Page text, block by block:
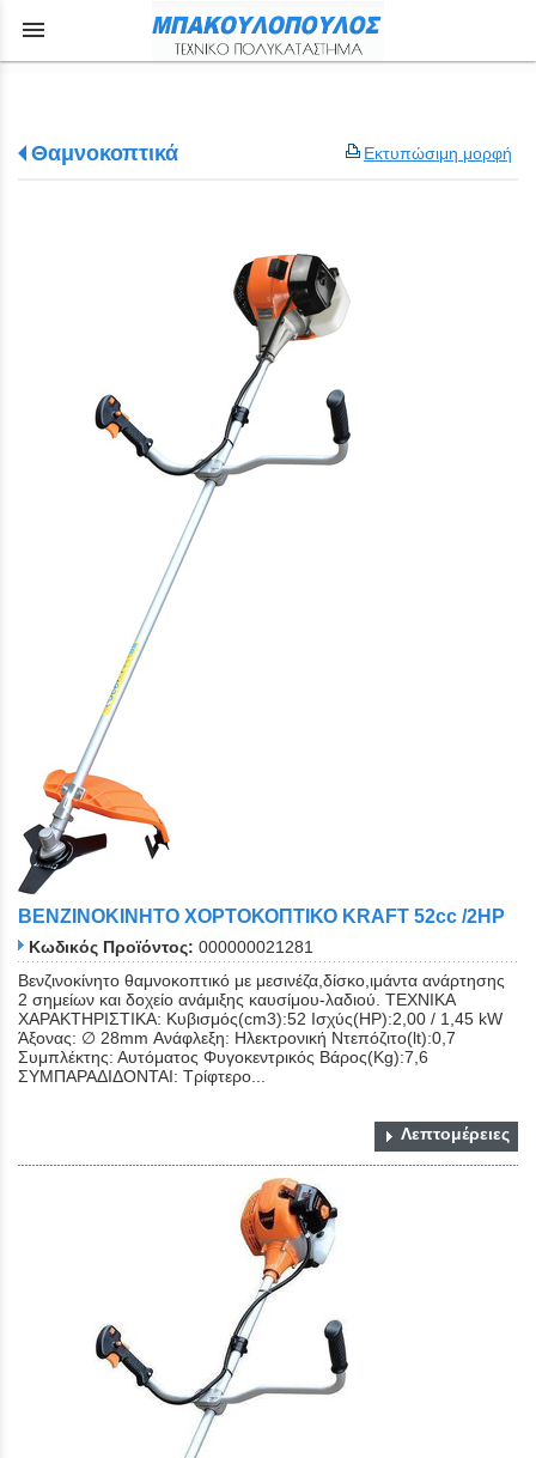
menu
Εκτυπώσιμη μορφή
Θαμνοκοπτικά
ΒΕΝΖΙΝΟΚΙΝΗΤΟ ΧΟΡΤΟΚΟΠΤΙΚΟ KRAFT 52cc /2HP
Κωδικός Προϊόντος: 000000021281
Βενζινοκίνητο θαμνοκοπτικό με μεσινέζα,δίσκο,ιμάντα ανάρτησης
2 σημείων και δοχείο ανάμιξης καυσίμου-λαδιού. ΤΕΧΝΙΚΑ
ΧΑΡΑΚΤΗΡΙΣΤΙΚΑ: Κυβισμός(cm3):52 Ισχύς(ΗΡ):2,00 / 1,45 kW
Άξονας: ∅ 28mm Ανάφλεξη: Ηλεκτρονική Ντεπόζιτο(lt):0,7
Συμπλέκτης: Αυτόματος Φυγοκεντρικός Βάρος(Kg):7,6
ΣΥΜΠΑΡΑΔΙΔΟΝΤΑΙ: Τρίφτερο...
Λεπτομέρειες